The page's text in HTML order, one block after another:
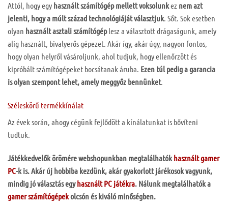
Attól, hogy egy használt számítógép mellett voksolunkez nem azt
jelenti, hogy a múlt század technológiáját választjuk. Sőt. Sok esetben
olyan használt asztali számítógéplesz a választott drágaságunk, amely
alig használt, bivalyerős gépezet. Akár így, akár úgy, nagyon fontos,
hogy olyan helyről vásároljunk, ahol tudjuk, hogy ellenőrzött és
kipróbált számítógépeket bocsátanak áruba. Ezen túl pedig a garancia
is olyan szempont lehet, amely meggyőz bennünket.
Széleskörű termékkínálat
Az évek során, ahogy cégünk fejlődött a kínálatunkat is bővíteni
tudtuk.
Játékkedvelők örömére webshopunkban megtalálhatók használt gamer
PC-k is. Akár új hobbiba kezdünk, akár gyakorlott járékosok vagyunk,
mindig jó választás egyhasznált PC játékra. Nálunk megtalálhatók a
gamer számítógépekolcsón és kiváló minőségben.